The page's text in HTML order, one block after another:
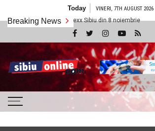
content
Today VINERI, 7TH AUGUST 2026
Breaking News
la Cineplexx Sibiu din 8 noiembrie Ce
… locatii si evenimente din
Sibiu!!!